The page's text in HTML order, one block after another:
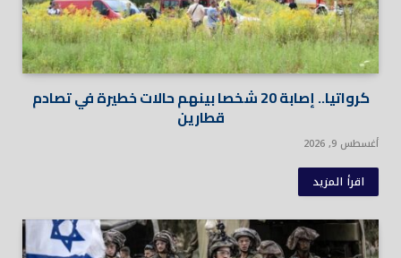
كرواتيا.. إصابة 20 شخصا بينهم حالات خطيرة في تصادم
قطارين
أغسطس 9, 2026
اقرأ المزيد